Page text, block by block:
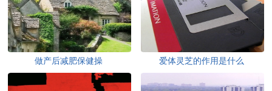
做产后减肥保健操 爱体灵芝的作用是什么